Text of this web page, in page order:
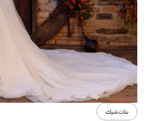
بنات شيك